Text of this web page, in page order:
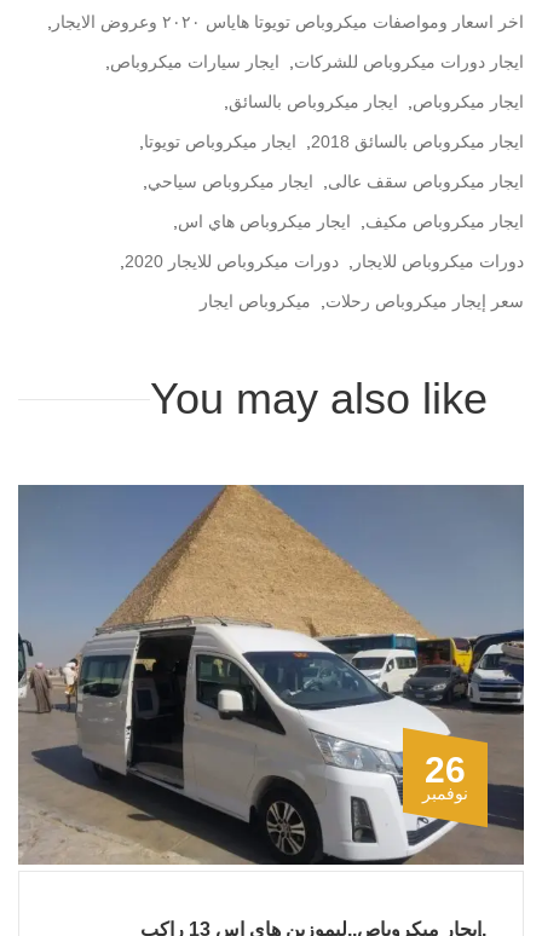
اخر اسعار ومواصفات ميكروباص تويوتا هاياس ٢٠٢٠ وعروض الايجار
ايجار دورات ميكروباص للشركات ايجار سيارات ميكروباص
ايجار ميكروباص ايجار ميكروباص بالسائق
ايجار ميكروباص بالسائق 2018 ايجار ميكروباص تويوتا
ايجار ميكروباص سقف عالى ايجار ميكروباص سياحي
ايجار ميكروباص مكيف ايجار ميكروباص هاي اس
دورات ميكروباص للايجار دورات ميكروباص للايجار 2020
سعر إيجار ميكروباص رحلات ميكروباص ايجار
You may also like
26
نوفمبر
,إيجار ميكروباص,,ليموزين هاي اس 13 راكب